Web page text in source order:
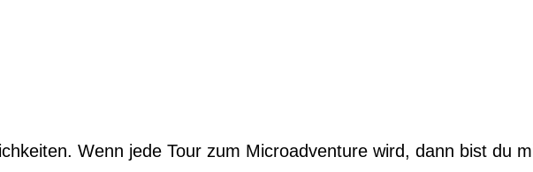
Wenn jede Tour zum Microadventure wird, dann bist du